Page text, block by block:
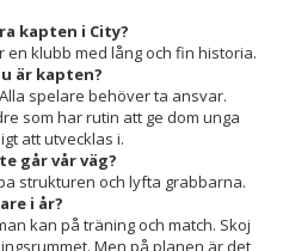
kapten i City?
klubb med lång och fin historia.
är kapten?
spelare behöver ta ansvar.
som har rutin att ge dom unga
att utvecklas i.
går vår väg?
strukturen och lyfta grabbarna.
i år?
kan på träning och match. Skoj
Men på planen är det